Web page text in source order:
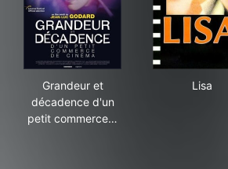
Grandeur et
décadence d'un
petit commerce…
Lisa